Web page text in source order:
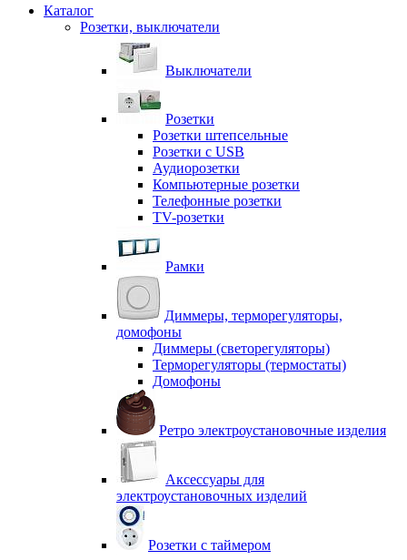
Каталог
Розетки, выключатели
Выключатели
Розетки
Розетки штепсельные
Розетки с USB
Аудиорозетки
Компьютерные розетки
Телефонные розетки
TV-розетки
Рамки
Диммеры, терморегуляторы,
домофоны
Диммеры (светорегуляторы)
Терморегуляторы (термостаты)
Домофоны
Ретро электроустановочные изделия
Аксессуары для
электроустановочных изделий
Розетки с таймером